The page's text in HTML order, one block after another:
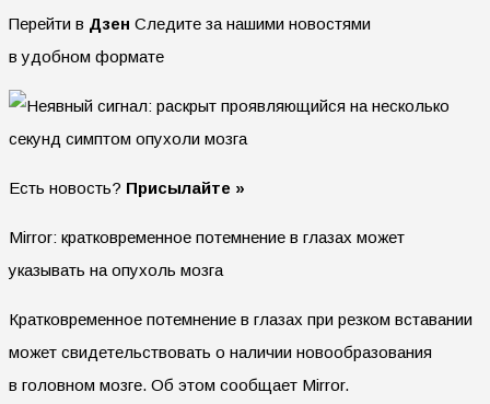
Перейти в Дзен Следите за нашими новостями
в удобном формате
Есть новость? Присылайте »
Mirror: кратковременное потемнение в глазах может
указывать на опухоль мозга
Кратковременное потемнение в глазах при резком вставании
может свидетельствовать о наличии новообразования
в головном мозге. Об этом сообщает Mirror.